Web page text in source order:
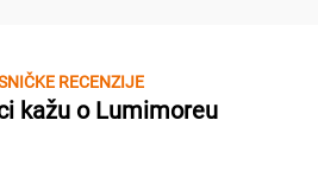
RECENZIJE
kažu o Lumimoreu